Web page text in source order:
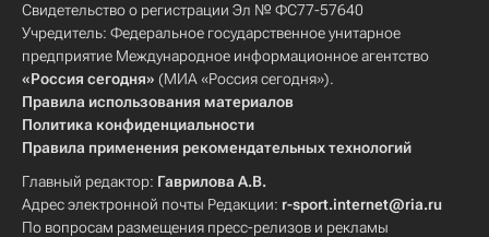
Свидетельство о регистрации Эл № ФС77-57640
Учредитель: Федеральное государственное унитарное
предприятие Международное информационное агентство
«Россия сегодня» (МИА «Россия сегодня»).
Правила использования материалов
Политика конфиденциальности
Правила применения рекомендательных технологий
Главный редактор: Гаврилова А.В.
Адрес электронной почты Редакции: r-sport.internet@ria.ru
По вопросам размещения пресс-релизов и рекламы